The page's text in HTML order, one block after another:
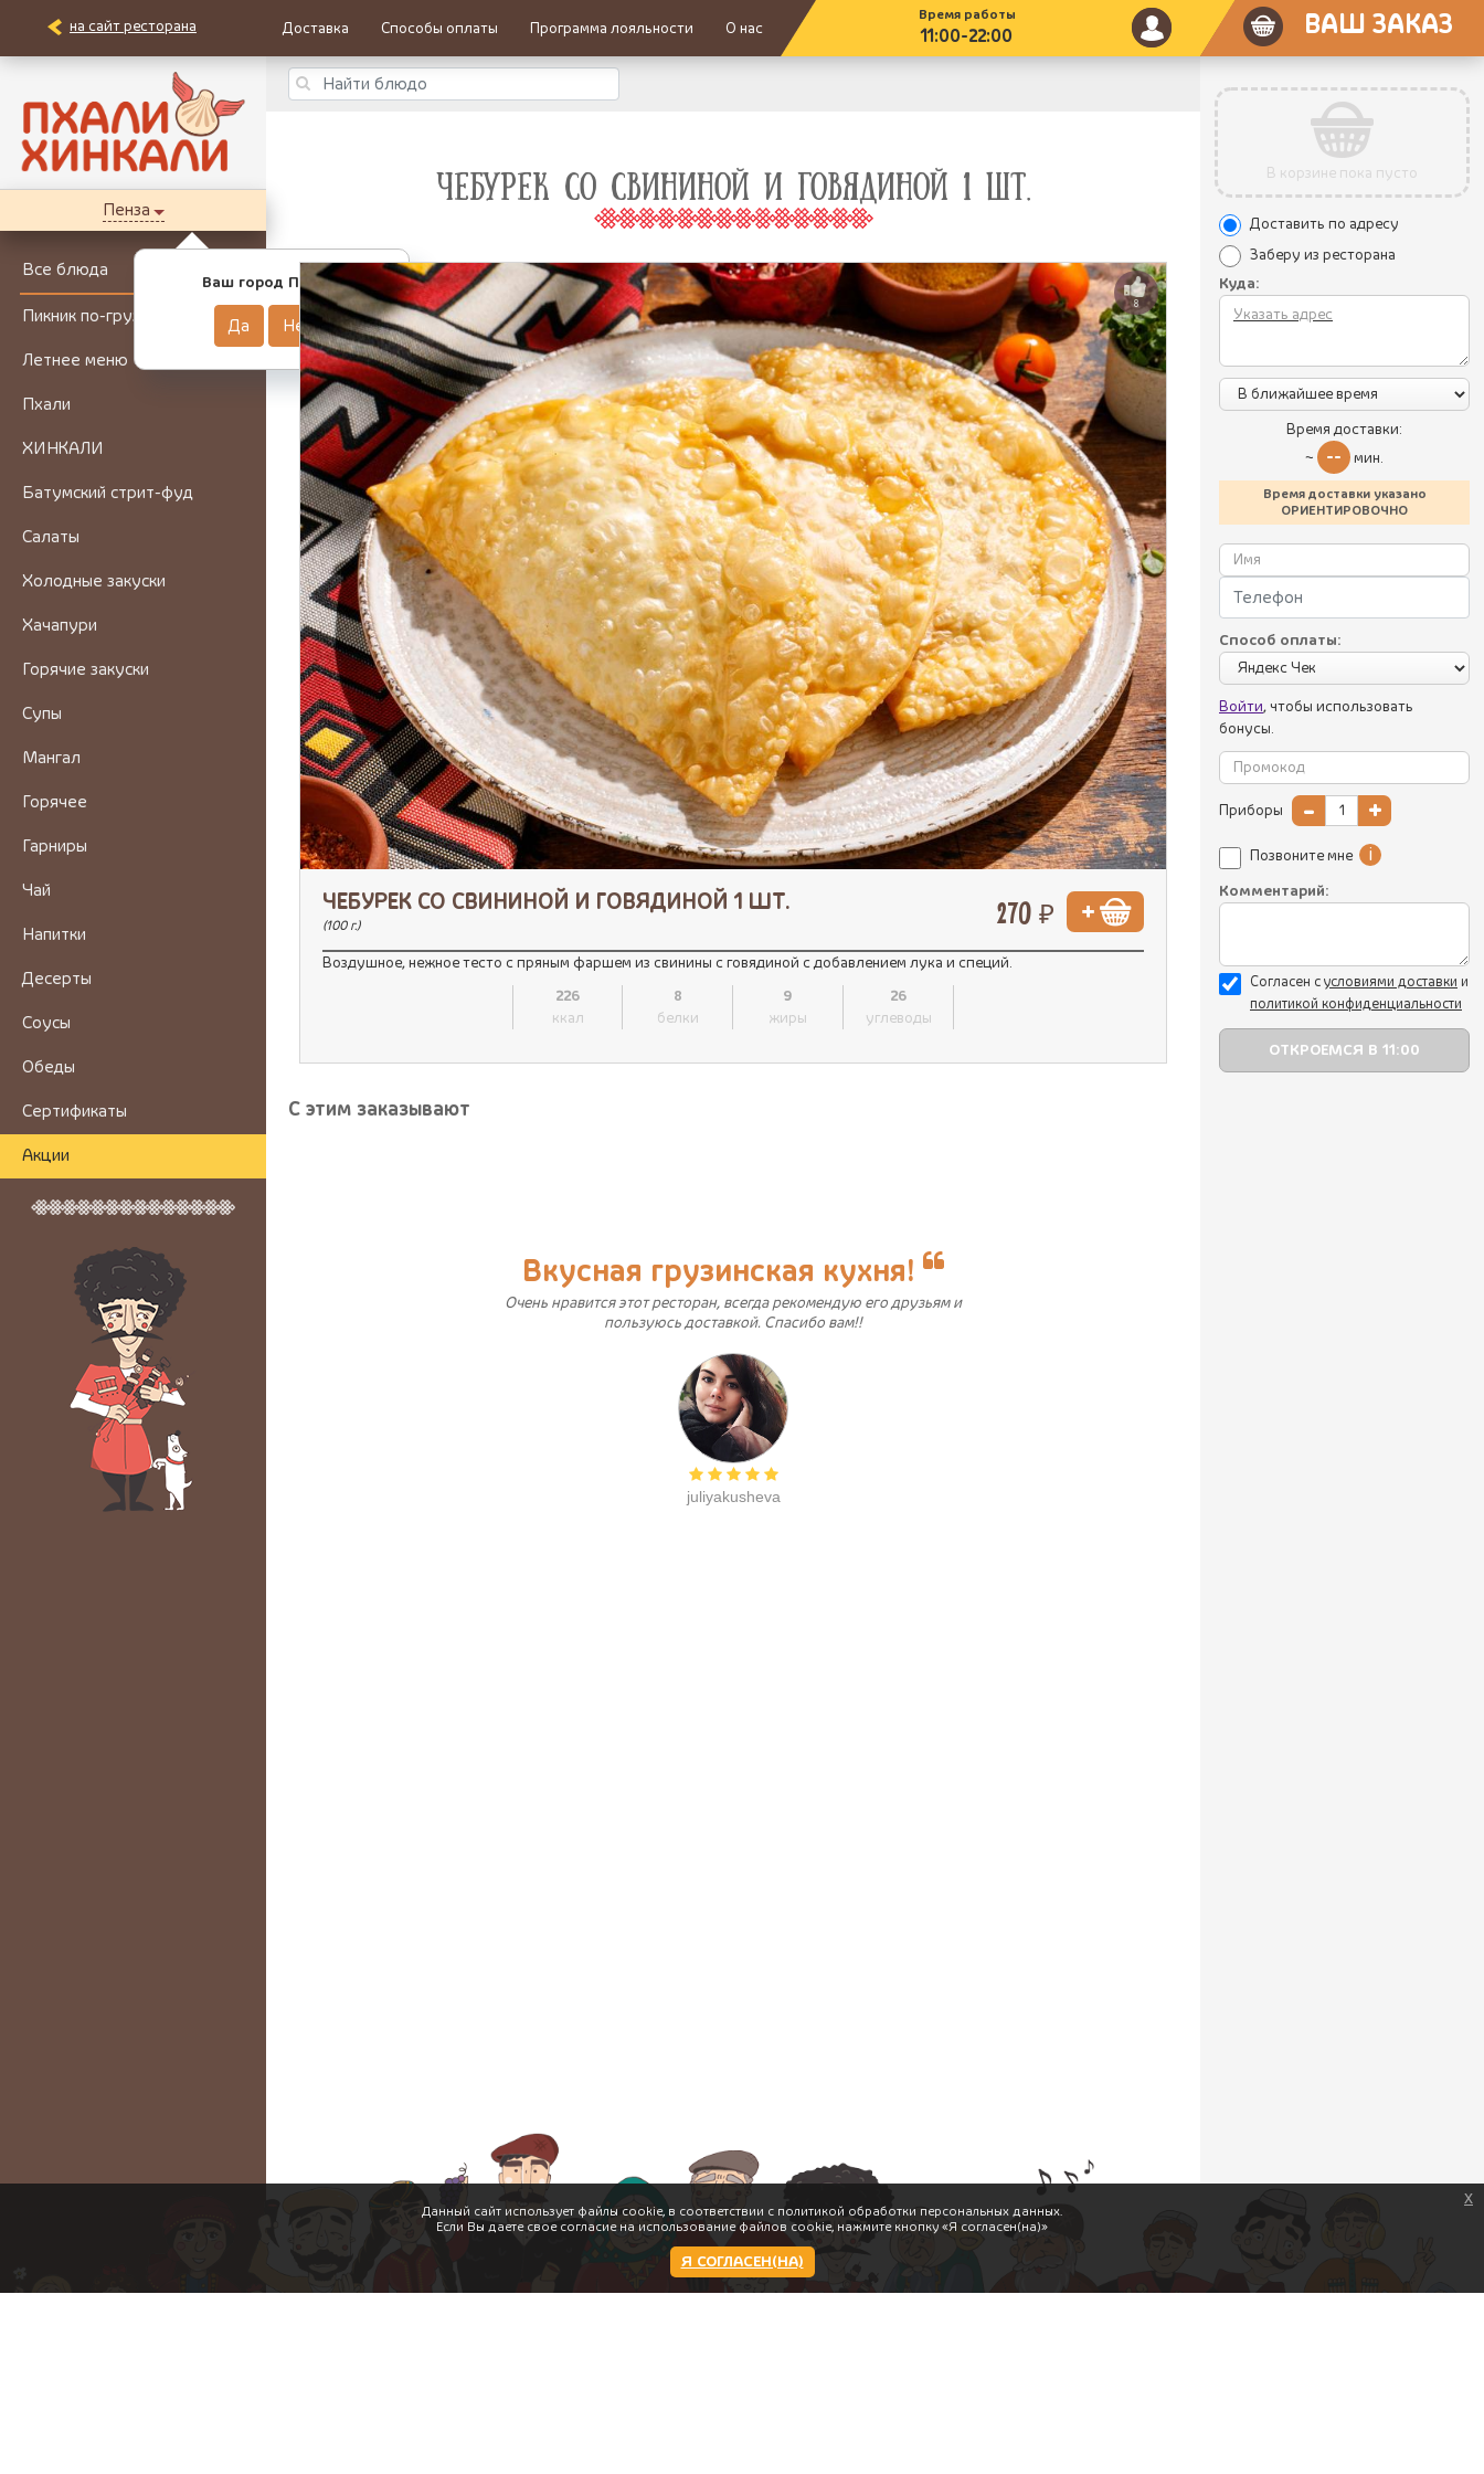
на сайт ресторана Доставка Способы оплаты Программа лояльности О нас
Время работы
11:00-22:00 ВАШ ЗАКАЗ
Пенза
Ваш город Пенза?
Да Нет
Все блюда
Пикник по-грузински
Летнее меню
Пхали
ХИНКАЛИ
Батумский стрит-фуд
Салаты
Холодные закуски
Хачапури
Горячие закуски
Супы
Мангал
Горячее
Гарниры
Чай
Напитки
Десерты
Соусы
Обеды
Сертификаты
Акции
ЧЕБУРЕК СО СВИНИНОЙ И ГОВЯДИНОЙ 1 ШТ.
8
ЧЕБУРЕК СО СВИНИНОЙ И ГОВЯДИНОЙ 1 ШТ.
(100 г.) 270 ₽
Воздушное, нежное тесто с пряным фаршем из свинины с говядиной с добавлением лука и специй.
226
ккал
8
белки
9
жиры
26
углеводы
С этим заказывают
Вкусная грузинская кухня!
Очень нравится этот ресторан, всегда рекомендую его друзьям и
пользуюсь доставкой. Спасибо вам!!
juliyakusheva
В корзине пока пусто
Доставить по адресу
Заберу из ресторана
Куда:
Время доставки:
~
-- мин.
Время доставки указано
ОРИЕНТИРОВОЧНО
Способ оплаты:
Войти, чтобы использовать
бонусы.
Приборы - +
Позвоните мне i
Комментарий:
Согласен суcловиями доставки и
политикой конфиденциальности
Данный сайт использует файлы cookie, в соответствии с политикой обработки персональных данных.
Если Вы даете свое согласие на использование файлов cookie, нажмите кнопку «Я согласен(на)»
Я СОГЛАСЕН(НА)
x